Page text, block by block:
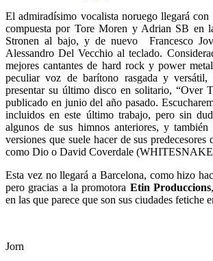
El admiradísimo vocalista noruego llegará con
compuesta por Tore Moren y Adrian SB en
Stronen al bajo, y de nuevo Francesco
Alessandro Del Vecchio al teclado.
mejores cantantes de hard rock y power
peculiar voz de barítono rasgada y versátil,
presentar su último disco en solitario, “Over
publicado en junio del año pasado.
incluidos en este último trabajo, pero sin
algunos de sus himnos anteriores, y también
versiones que suele hacer de sus predecesores
como Dio o David Coverdale
Esta vez no llegará a Barcelona, como hizo
pero gracias a la promotora Etin Produccions
en las que parece que son sus ciudades fetiche
Jorn